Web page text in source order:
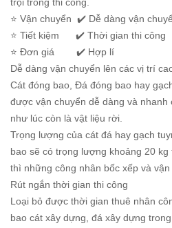
⭐️ Vận chuyển ✔️ Dễ dàng vận
⭐️ Tiết kiệm ✔️ Thời gian thi công
⭐️ Đơn giá ✔️ Hợp lí
Dễ dàng vận chuyển lên các vị trí
Cát đóng bao, Đá đóng bao hay
được vận chuyển dễ dàng và nhanh
như lúc còn là vật liệu rời.
Trọng lượng của cát đá hay gạch
bao sẽ có trọng lượng khoảng 20
thì những công nhân bốc xếp và
Rút ngắn thời gian thi công
Loại bỏ được thời gian thuê nhân
bao cát xây dựng, đá xây dựng